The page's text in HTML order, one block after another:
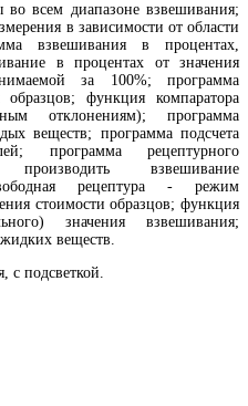
всем диапазоне взвешивания;
в зависимости от области
взвешивания в процентах,
в процентах от значения
за 100%; программа
образцов; функция компаратора
отклонениям); программа
веществ; программа подсчета
программа рецептурного
взвешивание
рецептура - режим
стоимости образцов; функция
значения взвешивания;
веществ.
с подсветкой.